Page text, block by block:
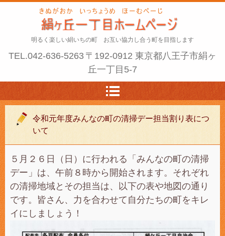
明るく楽しい絹いちの町 お互い協力し合う町を目指します
TEL.042-636-5263 〒192-0912 東京都八王子市絹ヶ
丘一丁目5-7
令和元年度みんなの町の清掃デー担当割り表につ
いて
５月２６日（日）に行われる「みんなの町の清掃
デー」は、午前８時から開始されます。それぞれ
の清掃地域とその担当は、以下の表や地図の通り
です。皆さん、力を合わせて自分たちの町をキレ
イにしましょう！